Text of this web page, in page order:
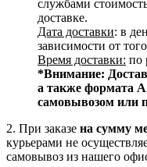
службами
доставке.
Дата доставки: в
зависимости от
Время доставки: по
*Внимание:
а также формата
самовывозом или
2. При заказе на сумму
курьерами не
самовывоз из нашего